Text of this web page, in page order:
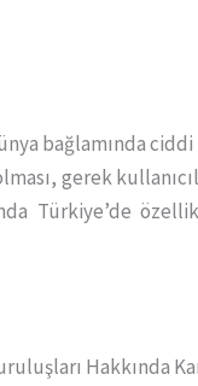
bağlamında ciddi
gerek
Türkiye’de
Hakkında